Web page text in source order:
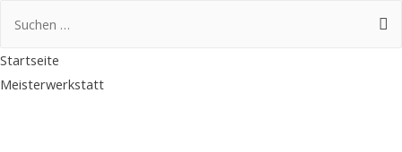
Startseite
Meisterwerkstatt